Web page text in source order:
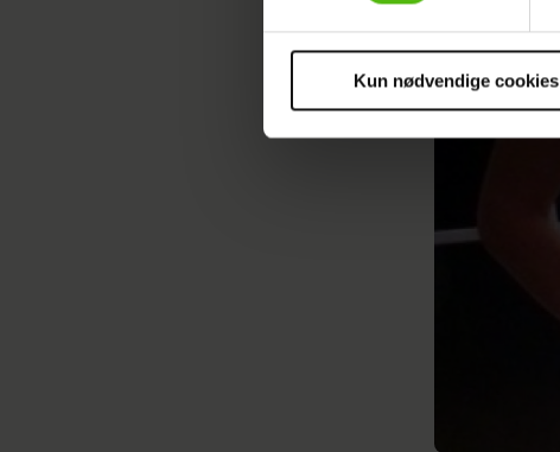
sociale medier.
Kun nødvendige cookies